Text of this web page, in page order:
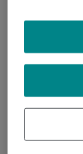
Centro